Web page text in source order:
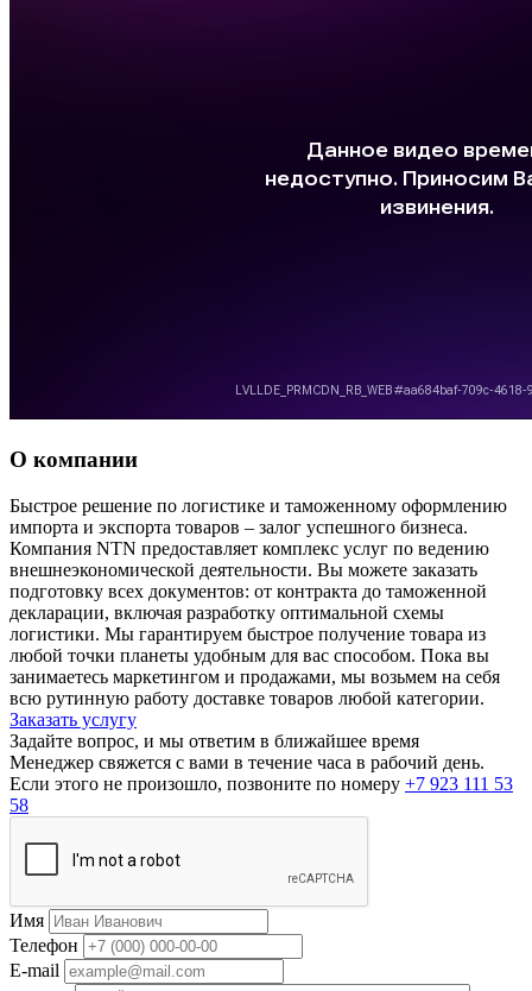
О компании
Быстрое решение по логистике и таможенному оформлению
импорта и экспорта товаров – залог успешного бизнеса.
Компания NTN предоставляет комплекс услуг по ведению
внешнеэкономической деятельности. Вы можете заказать
подготовку всех документов: от контракта до таможенной
декларации, включая разработку оптимальной схемы
логистики. Мы гарантируем быстрое получение товара из
любой точки планеты удобным для вас способом. Пока вы
занимаетесь маркетингом и продажами, мы возьмем на себя
всю рутинную работу доставке товаров любой категории.
Заказать услугу
Задайте вопрос, и мы ответим в ближайшее время
Менеджер свяжется с вами в течение часа в рабочий день.
Если этого не произошло, позвоните по номеру +7 923 111 53
58
Имя
Телефон
E-mail